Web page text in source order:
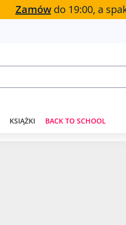
Zamówdo 19:00, a
KSIĄŻKI BACK TO SCHOOL